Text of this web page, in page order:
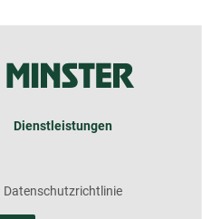
Dienstleistungen
Datenschutzrichtlinie